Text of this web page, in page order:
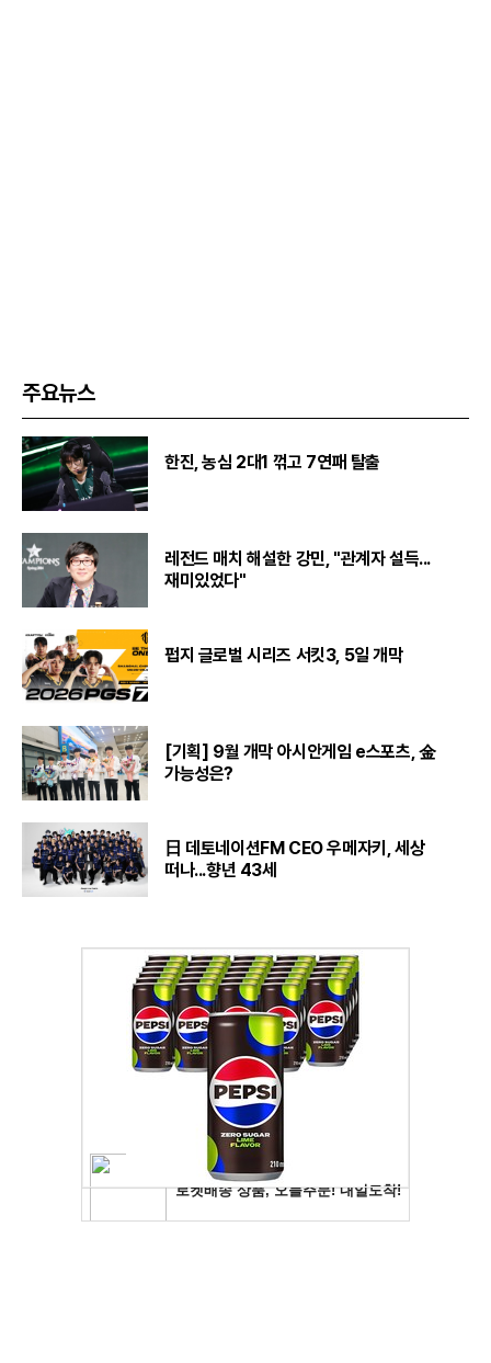
주요뉴스
한진, 농심 2대1 꺾고 7연패 탈출
레전드 매치 해설한 강민, "관계자 설득...
재미있었다"
펍지 글로벌 시리즈 서킷3, 5일 개막
[기획] 9월 개막 아시안게임 e스포츠, 金
가능성은?
日 데토네이션FM CEO 우메자키, 세상
떠나...향년 43세